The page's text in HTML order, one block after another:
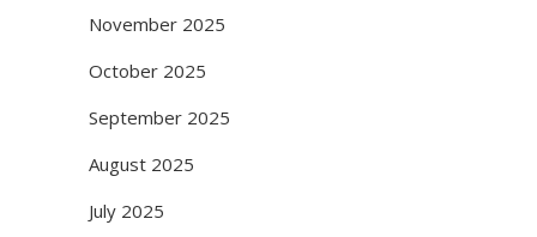
November 2025
October 2025
September 2025
August 2025
July 2025